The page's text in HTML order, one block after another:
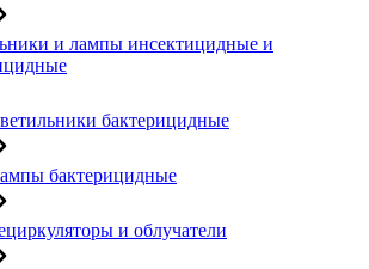
и лампы инсектицидные и
бактерицидные
бактерицидные
и облучатели